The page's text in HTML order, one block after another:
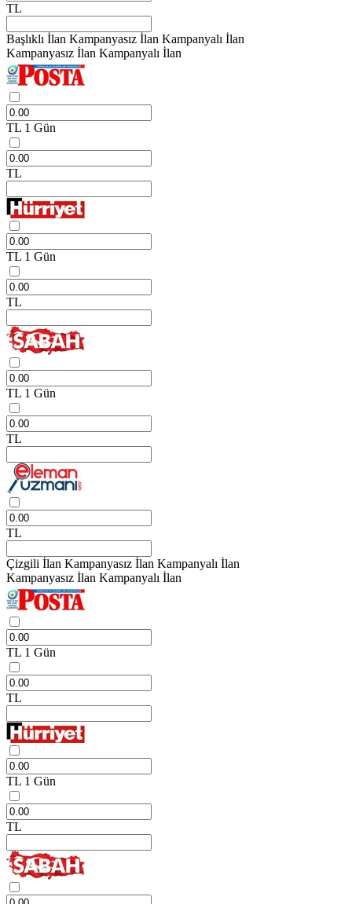
TL
Başlıklı İlan Kampanyasız İlan Kampanyalı İlan
Kampanyasız İlan Kampanyalı İlan
TL 1 Gün
TL
TL 1 Gün
TL
TL 1 Gün
TL
TL
Çizgili İlan Kampanyasız İlan Kampanyalı İlan
Kampanyasız İlan Kampanyalı İlan
TL 1 Gün
TL
TL 1 Gün
TL